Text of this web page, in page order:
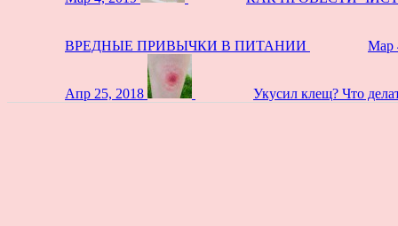
ВРЕДНЫЕ ПРИВЫЧКИ В ПИТАНИИ Мар
Апр 25, 2018 Укусил клещ? Что